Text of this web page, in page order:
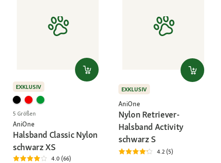
EXKLUSIV
5 Größen
AniOne
Halsband Classic Nylon
schwarz XS
4.0 (66)
EXKLUSIV
AniOne
Nylon Retriever-
Halsband Activity
schwarz S
4.2 (5)